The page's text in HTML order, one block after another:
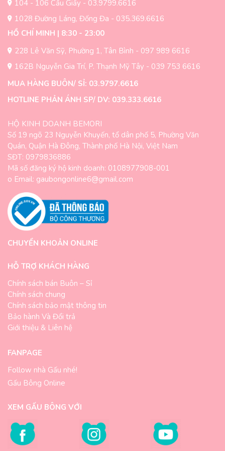
sản
phẩm
104 - 106 Cầu Giấy - 03.9799.6616
1028 Đường Láng, Đống Đa - 035.369.6616
HỒ CHÍ MINH | 8:30 - 23:00
228 Lê Văn Sỹ, Phường 1, Tân Bình - 097 989 6616
162B Nguyễn Gia Trí, P. Thạnh Mỹ Tây - 039 753 6616
MUA HÀNG BUÔN/ SỈ: 03.9797.6616
HOTLINE PHẢN ÁNH SP/ DV: 039.333.6616
HỘ KINH DOANH BEMORI
Số 19 ngõ 23 Nguyễn Khuyến, tổ dân phố 5, Phường Văn
Quán, Quận Hà Đông, Thành phố Hà Nội, Việt Nam
SĐT: 0979836886
Mã số đăng ký hộ kinh doanh: 0108977908-001
o Email: gaubongonline6@gmail.com
CHUYỂN KHOẢN ONLINE
HỖ TRỢ KHÁCH HÀNG
Chính sách bán Buôn – Sỉ
Chính sách chung
Chính sách bảo mật thông tin
Bảo hành Và Đổi trả
Giới thiệu & Liên hệ
FANPAGE
Follow nhà Gấu nhé!
Gấu Bông Online
XEM GẤU BÔNG VỚI